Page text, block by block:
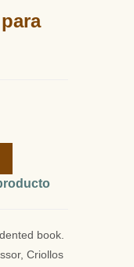
book.
Criollos